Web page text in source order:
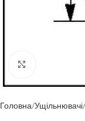
Головна Ущільнювачі